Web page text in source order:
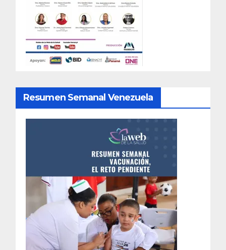
Resumen Semanal Venezuela